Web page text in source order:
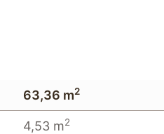
63,36 m2
4,53 m2